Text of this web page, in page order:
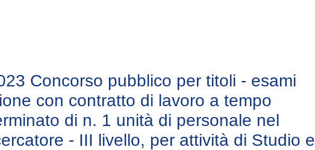
Concorso pubblico per titoli - esami
con contratto di lavoro a tempo
di n. 1 unità di personale nel
- III livello, per attività di Studio e